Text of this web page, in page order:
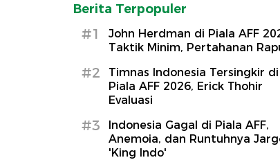
Berita Terpopuler
#1
John Herdman di Piala AFF
Taktik Minim, Pertahanan
#2
Timnas Indonesia Tersingkir di
Piala AFF 2026, Erick Thohir
Evaluasi
#3
Indonesia Gagal di Piala AFF,
Anemoia, dan Runtuhnya
'King Indo'